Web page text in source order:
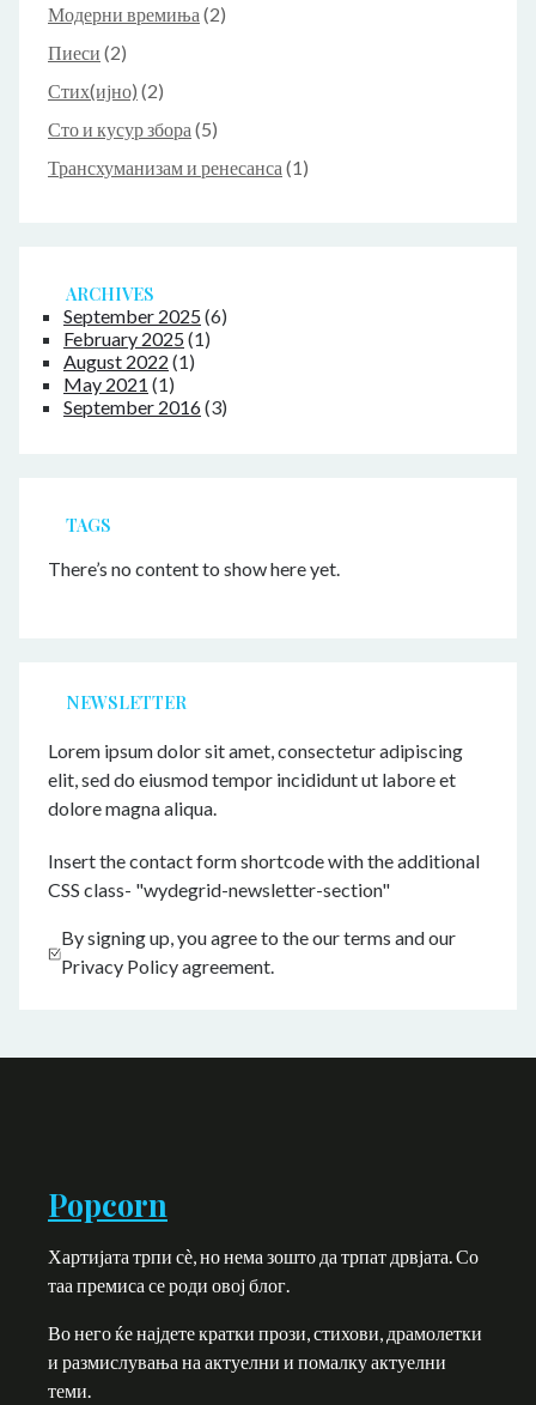
Модерни времиња (2)
Пиеси (2)
Стих(ијно) (2)
Сто и кусур збора (5)
Трансхуманизам и ренесанса (1)
ARCHIVES
September 2025(6)
February 2025(1)
August 2022 (1)
May 2021 (1)
September 2016(3)
TAGS
There’s no content to show here yet.
NEWSLETTER
Lorem ipsum dolor sit amet, consectetur adipiscing
elit, sed do eiusmod tempor incididunt ut labore et
dolore magna aliqua.
Insert the contact form shortcode with the additional
CSS class- "wydegrid-newsletter-section"
By signing up, you agree to the our terms and our
Privacy Policy agreement.
Popcorn
Хартијата трпи сѐ, но нема зошто да трпат дрвјата. Со
таа премиса се роди овој блог.
Во него ќе најдете кратки прози, стихови, драмолетки
и размислувања на актуелни и помалку актуелни
теми.